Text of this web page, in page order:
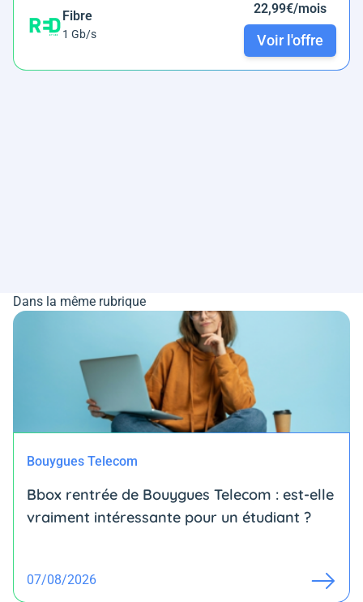
Fibre
1 Gb/s
22,99€/mois
Voir l'offre
Dans la même rubrique
Bouygues Telecom
Bbox rentrée de Bouygues Telecom : est-elle
vraiment intéressante pour un étudiant ?
07/08/2026